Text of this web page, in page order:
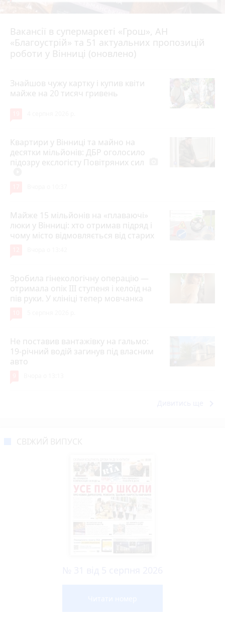
Вакансії в супермаркеті «Грош», АН
«Благоустрій» та 51 актуальних пропозицій
роботи у Вінниці (оновлено)
4 серпня 2026 р.
Знайшов чужу картку і купив квіти
майже на 20 тисяч гривень
Квартири у Вінниці та майно на
десятки мільйонів: ДБР оголосило
підозру екслогісту Повітряних сил
Майже 15 мільйонів на «плаваючі»
люки у Вінниці: хто отримав підряд і
чому місто відмовляється від старих
Зробила гінекологічну операцію —
отримала опік ІІІ ступеня і келоїд на
пів руки. У клініці тепер мовчанка
Не поставив вантажівку на гальмо:
19-річний водій загинув під власним
авто